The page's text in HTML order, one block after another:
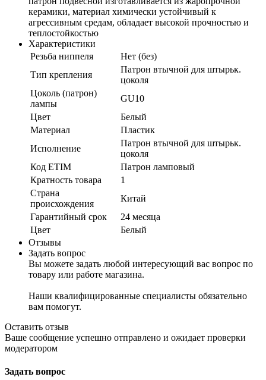
керамики, материал химически устойчивый к
агрессивным средам, обладает высокой прочностью и
теплостойкостью
Характеристики
Резьба ниппеля
Нет (без)
Тип крепления
Патрон втычной для штырьк.
цоколя
Цоколь (патрон)
лампы
GU10
Цвет
Белый
Материал
Пластик
Исполнение
Патрон втычной для штырьк.
цоколя
Код ETIM
Патрон ламповый
Кратность товара
1
Страна
происхождения
Китай
Гарантийный срок
24 месяца
Цвет
Белый
Отзывы
Задать вопрос
Вы можете задать любой интересующий вас вопрос по
товару или работе магазина.
Наши квалифицированные специалисты обязательно
вам помогут.
Оставить отзыв
Ваше сообщение успешно отправлено и ожидает проверки
модератором
Задать вопрос